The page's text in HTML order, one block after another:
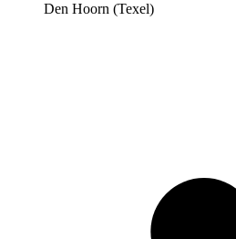
Den Hoorn (Texel)